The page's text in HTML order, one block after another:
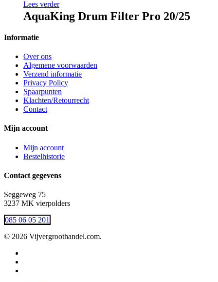
Lees verder
AquaKing Drum Filter Pro 20/25
Informatie
Over ons
Algemene voorwaarden
Verzend informatie
Privacy Policy
Spaarpunten
Klachten/Retourrecht
Contact
Mijn account
Mijn account
Bestelhistorie
Contact gegevens
Seggeweg 75
3237 MK vierpolders
085 06 05 201
© 2026 Vijvergroothandel.com.